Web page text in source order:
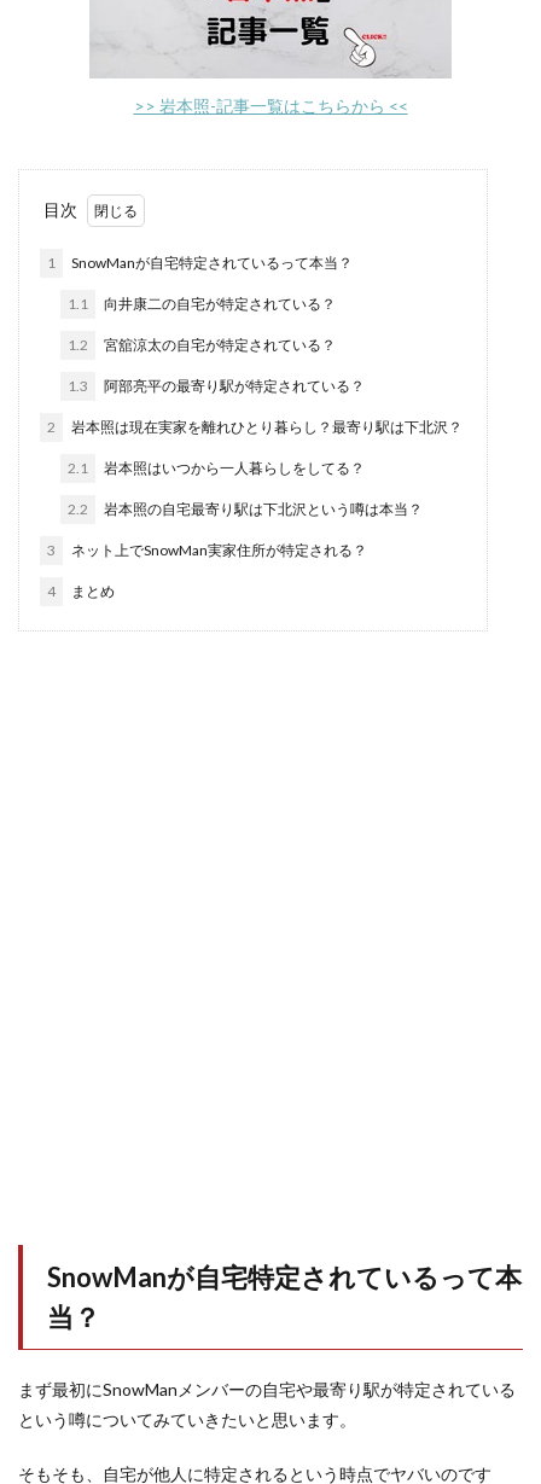
>> 岩本照-記事一覧はこちらから <<
目次
1 SnowManが自宅特定されているって本当？
1.1 向井康二の自宅が特定されている？
1.2 宮舘涼太の自宅が特定されている？
1.3 阿部亮平の最寄り駅が特定されている？
2 岩本照は現在実家を離れひとり暮らし？最寄り駅は下北沢？
2.1 岩本照はいつから一人暮らしをしてる？
2.2 岩本照の自宅最寄り駅は下北沢という噂は本当？
3 ネット上でSnowMan実家住所が特定される？
4 まとめ
SnowManが自宅特定されているって本
当？
まず最初にSnowManメンバーの自宅や最寄り駅が特定されている
という噂についてみていきたいと思います。
そもそも、自宅が他人に特定されるという時点でヤバいのです